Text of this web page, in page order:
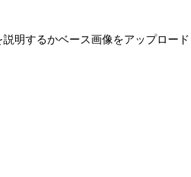
明するかベース画像をアップロー